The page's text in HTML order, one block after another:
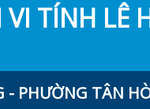
TÍNH LÊ
- PHƯỜNG TÂN